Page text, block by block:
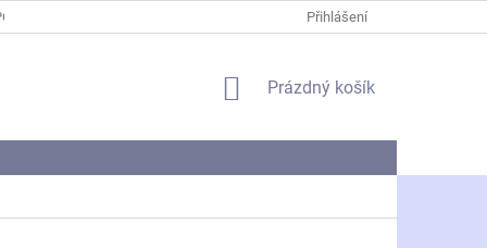
OCHRANY OSOBNÍCH ÚDAJŮ Přihlášení
NÁKUPNÍ
Prázdný košík